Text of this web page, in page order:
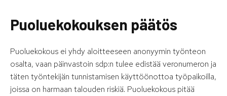
Puoluekokouksen päätös
Puoluekokous ei yhdy aloitteeseen anonyymin työnteon
osalta, vaan päinvastoin sdp:n tulee edistää veronumeron ja
täten työntekijän tunnistamisen käyttöönottoa työpaikoilla,
joissa on harmaan talouden riskiä. Puoluekokous pitää